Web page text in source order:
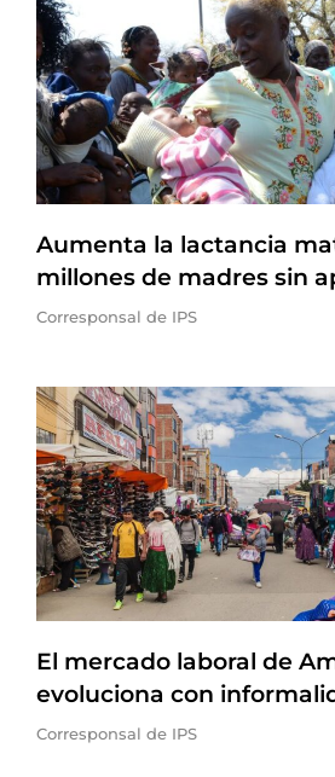
Aumenta la lactancia
millones de madres sin
Corresponsal de IPS
El mercado laboral de
evoluciona con
Corresponsal de IPS